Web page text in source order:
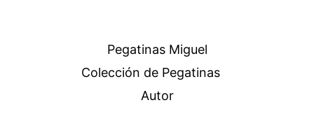
Pegatinas Miguel
Colección de Pegatinas
Autor